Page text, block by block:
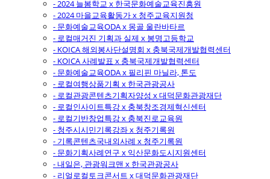
- 2024 늘봄학교 x 한국문화예술교육진흥원
- 2024 마을교육활동가 x 청주교육지원청
- 문화예술교육ODA x 몽골 울란바타르
- 로컬매거진 기획과 실제 x 봉명고등학교
- KOICA 해외봉사단설명회 x 충북국제개발협력센터
- KOICA 사례발표 x 충북국제개발협력센터
- 문화예술교육ODA x 필리핀 마닐라, 톤도
- 로컬여행상품기획 x 한국관광공사
- 로컬관광콘텐츠기획자양성 x 대덕문화관광재단
- 로컬인사이트특강 x 충북창조경제혁신센터
- 로컬기반창업특강 x 충북진로교육원
- 청주시시민기록강좌 x 청주기록원
- 기록콘텐츠국내외사례 x 청주기록원
- 문화기획사례연구 x 익산문화도시지원센터
- 내일은, 관광워크맨 x 한국관광공사
- 리얼로컬토크콘서트 x 대덕문화관광재단